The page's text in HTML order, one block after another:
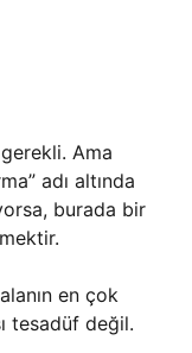
Ama
adı altında
burada bir
en çok
tesadüf değil.